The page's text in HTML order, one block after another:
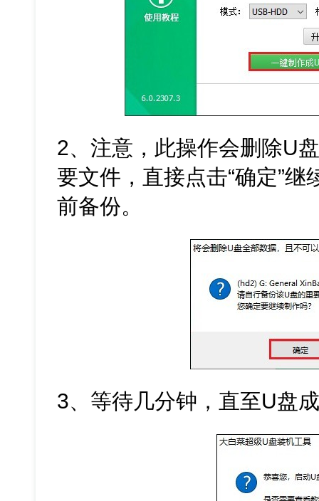
2、注意，此操作会删除U
要文件，直接点击“确定”
前备份。
3、等待几分钟，直至U盘